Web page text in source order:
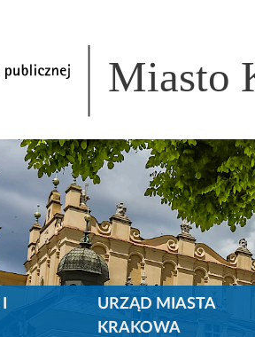
Miasto
URZĄD MIASTA
KRAKOWA